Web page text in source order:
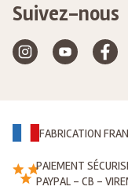
Suivez-nous
FABRICATION
PAIEMENT
PAYPAL - CB -